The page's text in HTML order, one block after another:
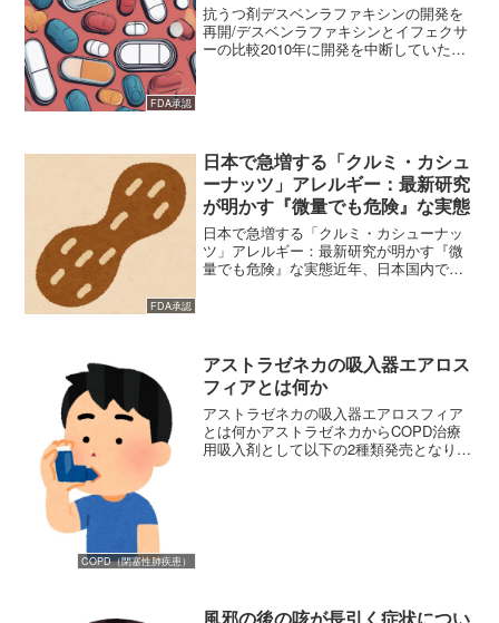
FDA承認
抗うつ剤デスベンラファキシンの開発を
再開/デスベンラファキシンとイフェクサ
ーの比較2010年に開発を中断していた抗
FDA承認
日本で急増する「クルミ・カシュ
ーナッツ」アレルギー：最新研究
が明かす『微量でも危険』な実態
日本で急増する「クルミ・カシューナッ
ツ」アレルギー：最新研究が明かす『微
量でも危険』な実態近年、日本国内で
COPD（閉塞性肺疾患）
アストラゼネカの吸入器エアロス
フィアとは何か
アストラゼネカの吸入器エアロスフィア
とは何かアストラゼネカからCOPD治療
用吸入剤として以下の2種類発売となりま